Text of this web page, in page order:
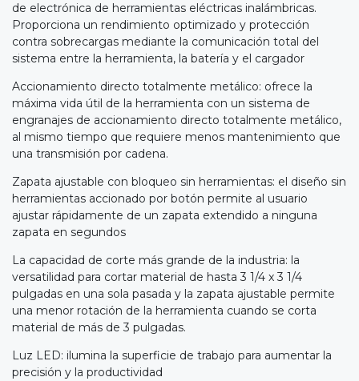
de electrónica de herramientas eléctricas inalámbricas.
Proporciona un rendimiento optimizado y protección
contra sobrecargas mediante la comunicación total del
sistema entre la herramienta, la batería y el cargador
Accionamiento directo totalmente metálico: ofrece la
máxima vida útil de la herramienta con un sistema de
engranajes de accionamiento directo totalmente metálico,
al mismo tiempo que requiere menos mantenimiento que
una transmisión por cadena.
Zapata ajustable con bloqueo sin herramientas: el diseño sin
herramientas accionado por botón permite al usuario
ajustar rápidamente de un zapata extendido a ninguna
zapata en segundos
La capacidad de corte más grande de la industria: la
versatilidad para cortar material de hasta 3 1/4 x 3 1/4
pulgadas en una sola pasada y la zapata ajustable permite
una menor rotación de la herramienta cuando se corta
material de más de 3 pulgadas.
Luz LED: ilumina la superficie de trabajo para aumentar la
precisión y la productividad